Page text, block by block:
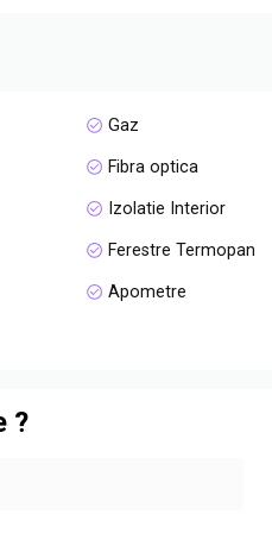
Gaz
Fibra optica
Izolatie Interior
Ferestre Termopan
Apometre
?